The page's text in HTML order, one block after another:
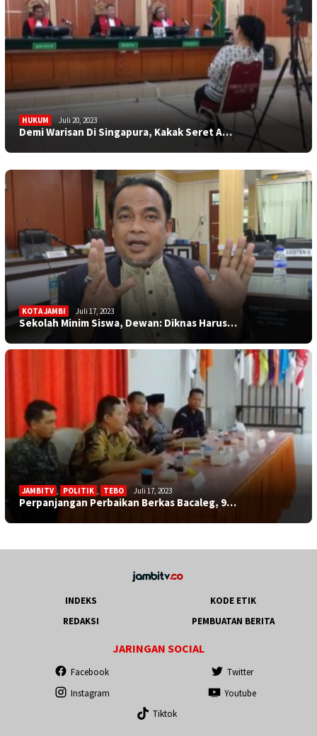
HUKUM Juli 20, 2023
Demi Warisan Di Singapura, Kakak Seret A…
SAROLANGUN Juli 17, 2023
Sumingrah Warga, Berkat Bakri Rumah Impi…
TEBO Juli 17, 2023
KOTA JAMBI Juli 17, 2023
Sekolah Minim Siswa, Dewan: Diknas Harus…
JAMBITV , POLITIK TEBO Juli 17, 2023
Perpanjangan Perbaikan Berkas Bacaleg, 9…
INDEKS
KODE ETIK
REDAKSI
PEMBUATAN BERITA
JARINGAN SOCIAL
Facebook
Twitter
Instagram
Youtube
Tiktok